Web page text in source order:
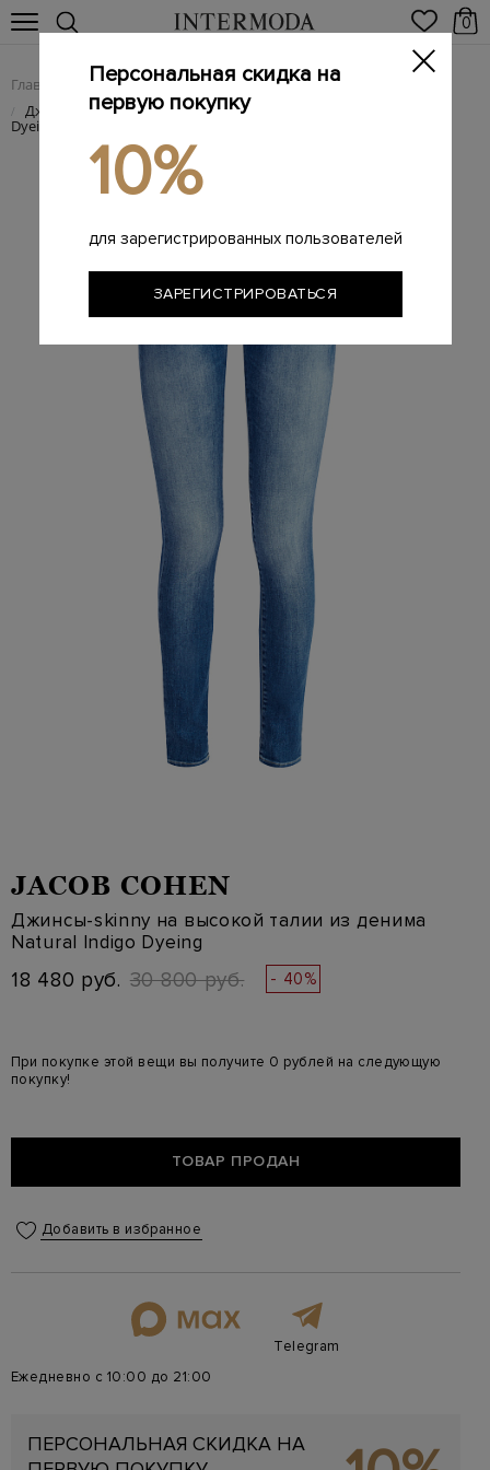
0
Главная Женщинам / Женская одежда / Женские джинсы
/ Джинсы-skinny на высокой талии из денима Natural Indigo
Dyeing
JACOB COHEN
Джинсы-skinny на высокой талии из денима
Natural Indigo Dyeing
18 480 руб. 30 800 руб. - 40%
При покупке этой вещи вы получите 0 рублей на следующую
покупку!
ТОВАР ПРОДАН
Добавить в избранное
Telegram
Ежедневно с 10:00 до 21:00
ПЕРСОНАЛЬНАЯ СКИДКА НА
Персональная скидка на
первую покупку
10%
для зарегистрированных пользователей
ЗАРЕГИСТРИРОВАТЬСЯ